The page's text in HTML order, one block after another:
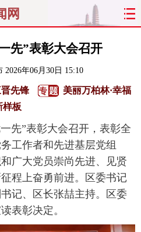
网
太原 山西
文明
政务 教育
最太原 网罗民生
热评 社区
先”表彰大会召开
2026年06月30日 15:10
先锋
美丽万柏林·幸福
样板
”表彰大会召开，表彰全
工作者和先进基层党组
广大党员崇尚先进、见贤
程上奋勇前进。区委书记
记、区长张喆主持。区委
表彰决定。